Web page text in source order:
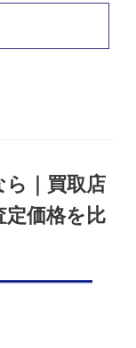
ら｜買取店
定価格を比